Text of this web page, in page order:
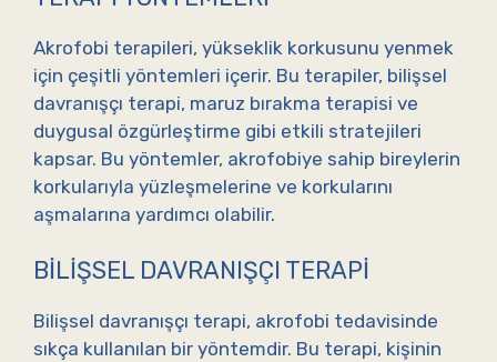
Akrofobi terapileri, yükseklik korkusunu yenmek
için çeşitli yöntemleri içerir. Bu terapiler, bilişsel
davranışçı terapi, maruz bırakma terapisi ve
duygusal özgürleştirme gibi etkili stratejileri
kapsar. Bu yöntemler, akrofobiye sahip bireylerin
korkularıyla yüzleşmelerine ve korkularını
aşmalarına yardımcı olabilir.
BILIŞSEL DAVRANIŞÇI TERAPI
Bilişsel davranışçı terapi, akrofobi tedavisinde
sıkça kullanılan bir yöntemdir. Bu terapi, kişinin